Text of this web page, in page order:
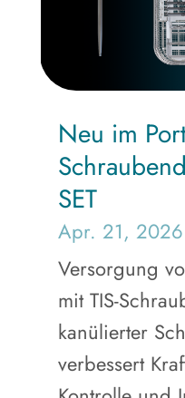
Neu im
SET
Apr. 21, 2026
Versorgung
mit TIS-
kanülierter
verbessert